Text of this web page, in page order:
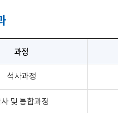
과정
석사과정
사 및 통합과정